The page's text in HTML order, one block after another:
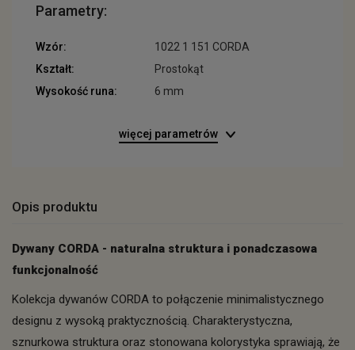
Parametry:
Wzór:
1022 1 151 CORDA
Kształt:
Prostokąt
Wysokość runa:
6 mm
więcej parametrów
Opis produktu
Dywany CORDA - naturalna struktura i ponadczasowa
funkcjonalność
Kolekcja dywanów CORDA to połączenie minimalistycznego
designu z wysoką praktycznością. Charakterystyczna,
sznurkowa struktura oraz stonowana kolorystyka sprawiają, że